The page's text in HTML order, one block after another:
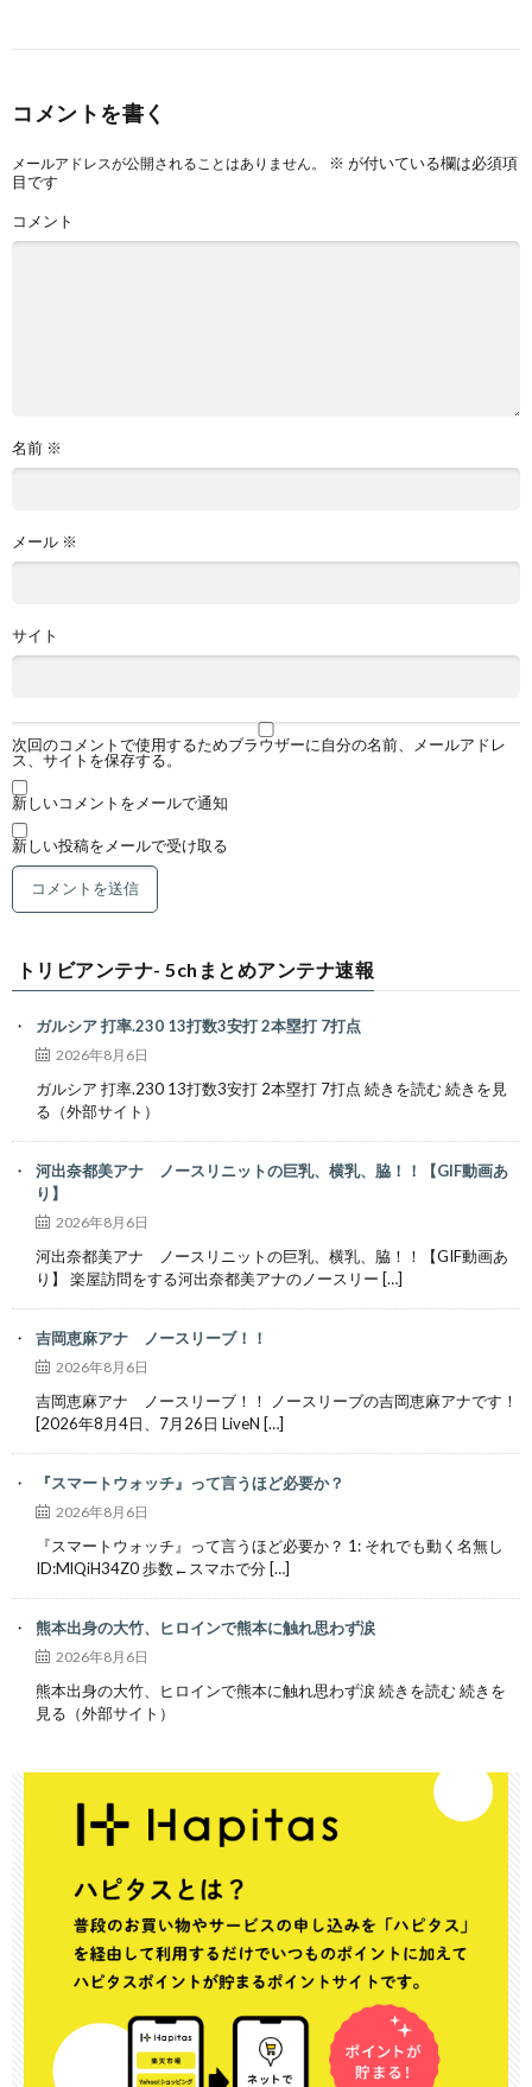
コメントを書く
メールアドレスが公開されることはありません。 ※ が付いている欄は必須項
目です
コメント
名前 ※
メール ※
サイト
次回のコメントで使用するためブラウザーに自分の名前、メールアドレ
ス、サイトを保存する。
新しいコメントをメールで通知
新しい投稿をメールで受け取る
トリビアンテナ- 5chまとめアンテナ速報
ガルシア 打率.230 13打数3安打 2本塁打 7打点
2026年8月6日
ガルシア 打率.230 13打数3安打 2本塁打 7打点 続きを読む 続きを見
る（外部サイト）
河出奈都美アナ ノースリニットの巨乳、横乳、脇！！【GIF動画あ
り】
2026年8月6日
河出奈都美アナ ノースリニットの巨乳、横乳、脇！！【GIF動画あ
り】 楽屋訪問をする河出奈都美アナのノースリー […]
吉岡恵麻アナ ノースリーブ！！
2026年8月6日
吉岡恵麻アナ ノースリーブ！！ ノースリーブの吉岡恵麻アナです！
[2026年8月4日、7月26日 LiveN […]
『スマートウォッチ』って言うほど必要か？
2026年8月6日
『スマートウォッチ』って言うほど必要か？ 1: それでも動く名無し
ID:MlQiH34Z0 歩数←スマホで分 […]
熊本出身の大竹、ヒロインで熊本に触れ思わず涙
2026年8月6日
熊本出身の大竹、ヒロインで熊本に触れ思わず涙 続きを読む 続きを
見る（外部サイト）